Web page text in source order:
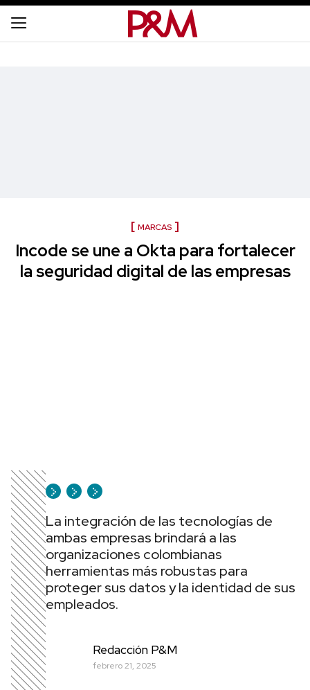
MARCAS
Incode se une a Okta para fortalecer
la seguridad digital de las empresas
La integración de las tecnologías de
ambas empresas brindará a las
organizaciones colombianas
herramientas más robustas para
proteger sus datos y la identidad de sus
empleados.
Redacción P&M
febrero 21, 2025